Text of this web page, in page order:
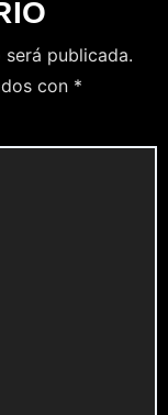
publicada.
con *